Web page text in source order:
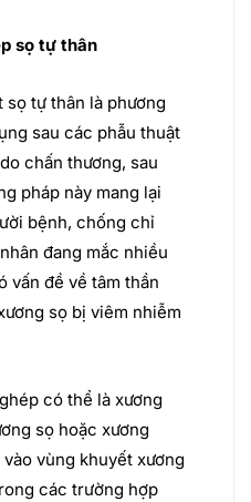
sọ tự thân
sọ tự thân là phương
sau các phẫu thuật
chấn thương, sau
pháp này mang lại
bệnh, chống chỉ
đang mắc nhiều
vấn đề về tâm thần
sọ bị viêm nhiễm
có thể là xương
sọ hoặc xương
vùng khuyết xương
các trường hợp